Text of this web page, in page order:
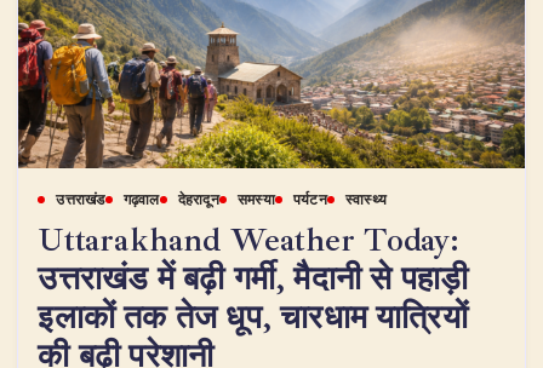
उत्तराखंड गढ़वाल देहरादून समस्या पर्यटन स्वास्थ्य
Uttarakhand Weather Today:
उत्तराखंड में बढ़ी गर्मी, मैदानी से पहाड़ी
इलाकों तक तेज धूप, चारधाम यात्रियों
की बढ़ी परेशानी